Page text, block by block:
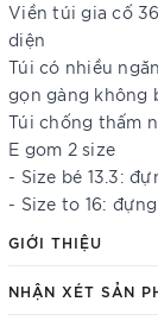
Viền túi gia cố
diện
Túi có nhiều
gọn gàng không
Túi chống thấm
E gom 2 size
- Size bé 13.3:
- Size to 16:
GIỚI THIỆU
NHẬN XÉT SẢN